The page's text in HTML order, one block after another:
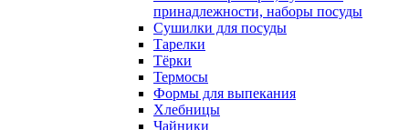
принадлежности, наборы посуды
Сушилки для посуды
Тарелки
Тёрки
Термосы
Формы для выпекания
Хлебницы
Чайники